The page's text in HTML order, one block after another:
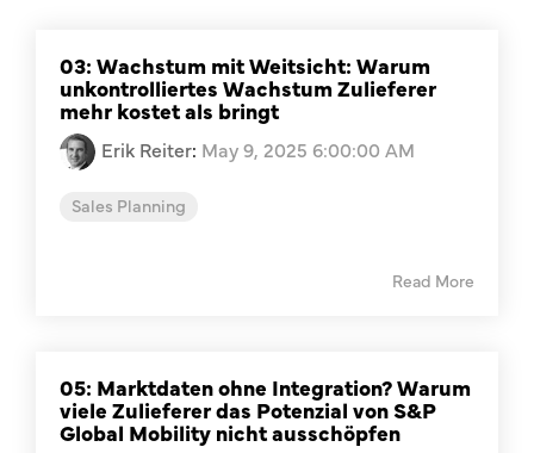
03: Wachstum mit Weitsicht: Warum
unkontrolliertes Wachstum Zulieferer
mehr kostet als bringt
Erik Reiter: May 9, 2025 6:00:00 AM
Sales Planning
Read More
05: Marktdaten ohne Integration? Warum
viele Zulieferer das Potenzial von S&P
Global Mobility nicht ausschöpfen